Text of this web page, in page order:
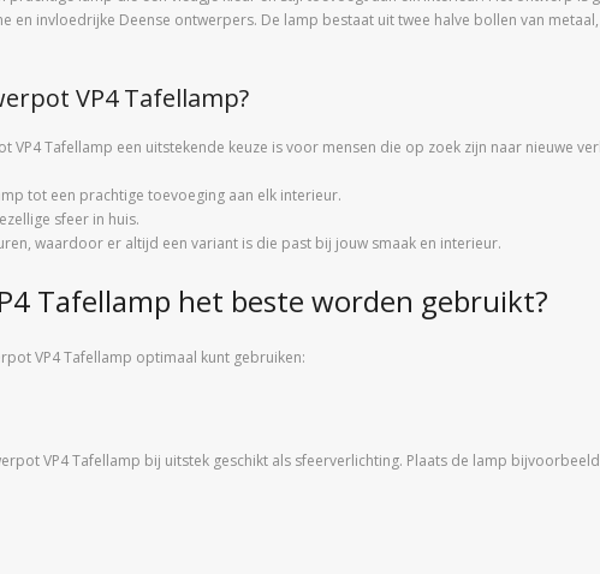
en invloedrijke Deense ontwerpers. De lamp bestaat uit twee halve bollen van
VP4 Tafellamp?
VP4 Tafellamp een uitstekende keuze is voor mensen die op zoek zijn naar nieuwe
tot een prachtige toevoeging aan elk interieur.
sfeer in huis.
waardoor er altijd een variant is die past bij jouw smaak en interieur.
Tafellamp het beste worden gebruikt?
VP4 Tafellamp optimaal kunt gebruiken:
VP4 Tafellamp bij uitstek geschikt als sfeerverlichting. Plaats de lamp